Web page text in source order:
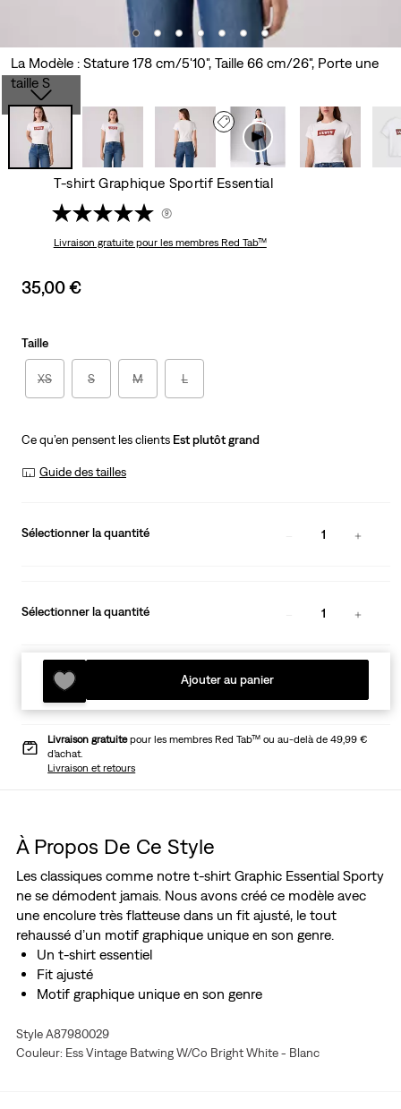
La Modèle : Stature 178 cm/5'10", Taille 66 cm/26", Porte une
taille S
T-shirt Graphique Sportif Essential
(9)
Livraison gratuitepour les membres Red Tab™
Sale
35,00 €
Taille
XS S M L
Ce qu’en pensent les clients Est plutôt grand
Guide des tailles
Sélectionner la quantité 1
Sélectionner la quantité 1
Ajouter au panier
Livraison gratuitepour les membres Red Tab™ ou au-delà de 49,99 €
d’achat.
Livraison et retours
À Propos De Ce Style
Les classiques comme notre t-shirt Graphic Essential Sporty
ne se démodent jamais. Nous avons créé ce modèle avec
une encolure très flatteuse dans un fit ajusté, le tout
rehaussé d’un motif graphique unique en son genre.
Un t-shirt essentiel
Fit ajusté
Motif graphique unique en son genre
Style A87980029
Couleur: Ess Vintage Batwing W/Co Bright White - Blanc